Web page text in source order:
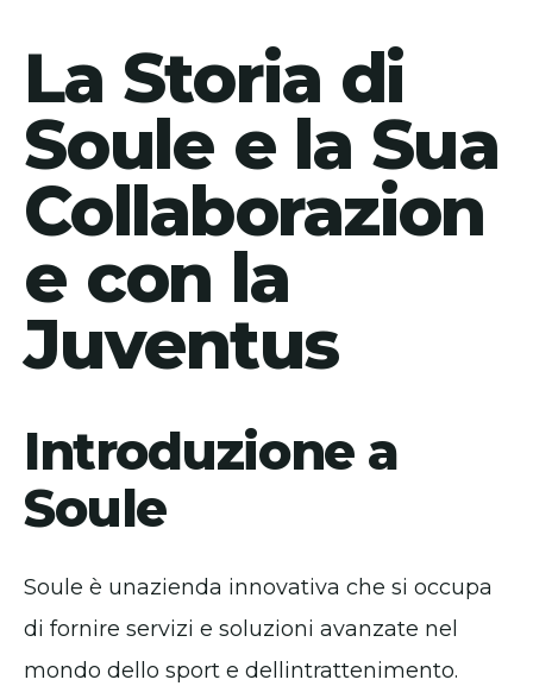
La Storia di
Soule e la Sua
Collaborazion
e con la
Juventus
Introduzione a
Soule
Soule è unazienda innovativa che si occupa
di fornire servizi e soluzioni avanzate nel
mondo dello sport e dellintrattenimento.